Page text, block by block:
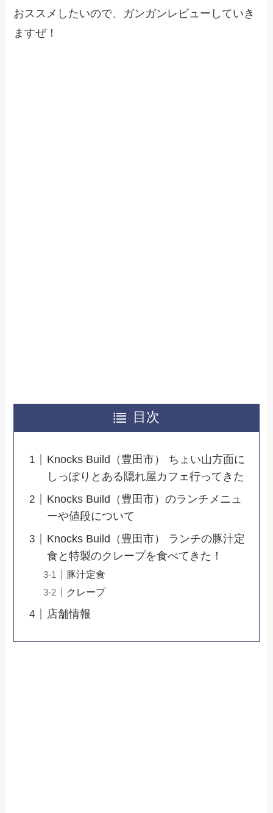
おススメしたいので、ガンガンレビューしていき
ますぜ！
目次
Knocks Build（豊田市） ちょい山方面に
しっぽりとある隠れ屋カフェ行ってきた
Knocks Build（豊田市）のランチメニュ
ーや値段について
Knocks Build（豊田市） ランチの豚汁定
食と特製のクレープを食べてきた！
豚汁定食
クレープ
店舗情報